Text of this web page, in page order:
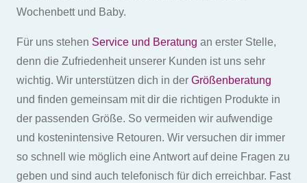
Wochenbett und Baby.
Für uns stehen Service und Beratung an erster Stelle,
denn die Zufriedenheit unserer Kunden ist uns sehr
wichtig. Wir unterstützen dich in der Größenberatung
und finden gemeinsam mit dir die richtigen Produkte in
der passenden Größe. So vermeiden wir aufwendige
und kostenintensive Retouren. Wir versuchen dir immer
so schnell wie möglich eine Antwort auf deine Fragen zu
geben und sind auch telefonisch für dich erreichbar. Fast